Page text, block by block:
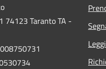
74123 Taranto TA -